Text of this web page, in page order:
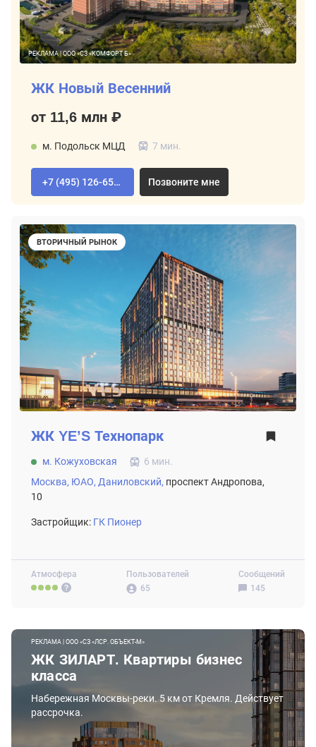
РЕКЛАМА | ООО «СЗ «КОМФОРТ Б»
ЖК Новый Весенний
от 11,6 млн ₽
м. Подольск МЦД 7 мин.
+7 (495) 126-65-04 Позвоните мне
ВТОРИЧНЫЙ РЫНОК
Атмосфера
Пользователей
65
Сообщений
145
ЖК YE’S Технопарк
м. Кожуховская
6 мин.
Москва, ЮАО, Даниловский, проспект Андропова,
10
Застройщик: ГК Пионер
РЕКЛАМА | ООО «СЗ «ЛСР. ОБЪЕКТ-М»
ЖК ЗИЛАРТ. Квартиры бизнес
класса
Набережная Москвы-реки. 5 км от Кремля. Действует
рассрочка.